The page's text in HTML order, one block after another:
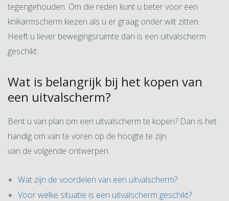
tegengehouden. Om die reden kunt u beter voor een
knikarmscherm kiezen als u er graag onder wilt zitten.
Heeft u liever bewegingsruimte dan is een uitvalscherm
geschikt.
Wat is belangrijk bij het kopen van
een uitvalscherm?
Bent u van plan om een uitvalscherm te kopen? Dan is het
handig om van te voren op de hoogte te zijn
van de volgende ontwerpen.
Wat zijn de voordelen van een uitvalscherm?
Voor welke situatie is een uitvalscherm geschikt?